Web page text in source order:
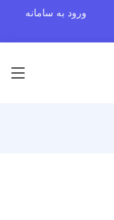
ورود به سامانه